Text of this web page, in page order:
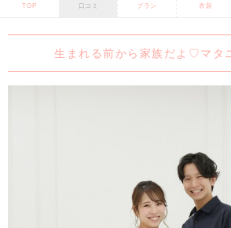
TOP 口コミ プラン 衣装
生まれる前から家族だよ♡マタ